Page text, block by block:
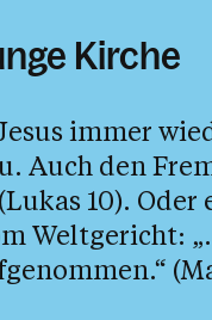
Kirche
immer
Auch den
10). Oder
Weltgericht: